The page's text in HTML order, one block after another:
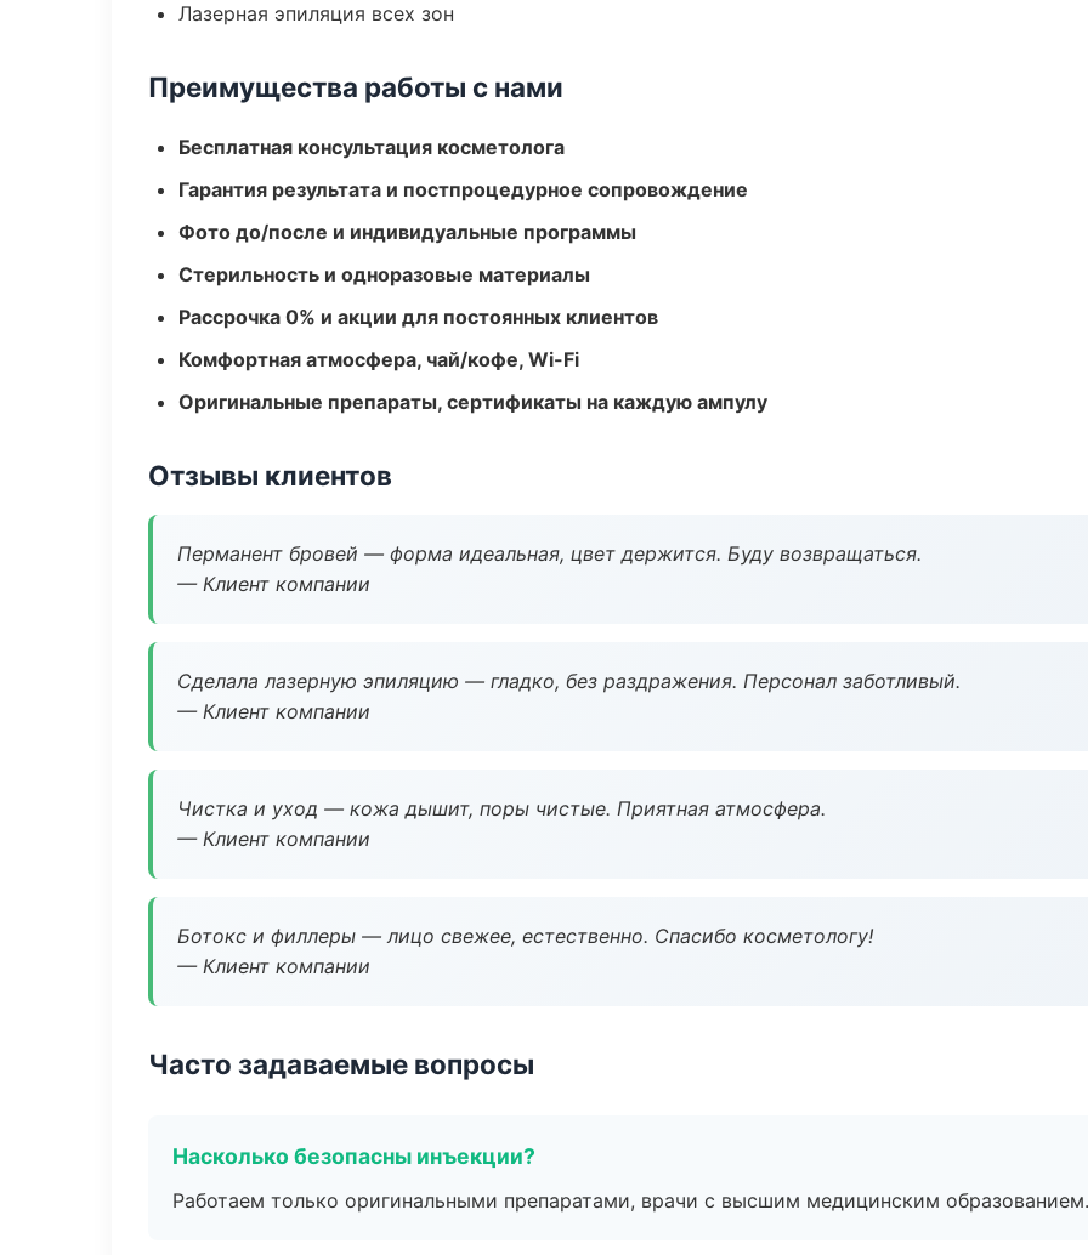
Лазерная эпиляция всех зон
Преимущества работы с нами
Бесплатная консультация косметолога
Гарантия результата и постпроцедурное сопровождение
Фото до/после и индивидуальные программы
Стерильность и одноразовые материалы
Рассрочка 0% и акции для постоянных клиентов
Комфортная атмосфера, чай/кофе, Wi-Fi
Оригинальные препараты, сертификаты на каждую ампулу
Отзывы клиентов
Перманент бровей — форма идеальная, цвет держится. Буду возвращаться.
— Клиент компании
Сделала лазерную эпиляцию — гладко, без раздражения. Персонал заботливый.
— Клиент компании
Чистка и уход — кожа дышит, поры чистые. Приятная атмосфера.
— Клиент компании
Ботокс и филлеры — лицо свежее, естественно. Спасибо косметологу!
— Клиент компании
Часто задаваемые вопросы
Насколько безопасны инъекции?
Работаем только оригинальными препаратами, врачи с высшим медицинским образованием.